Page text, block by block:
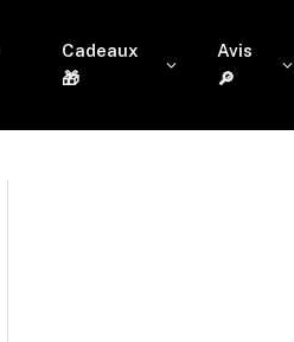
Cadeaux
🎁
Avis
🔎